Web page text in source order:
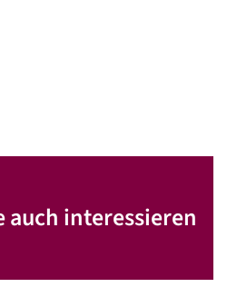
auch interessieren